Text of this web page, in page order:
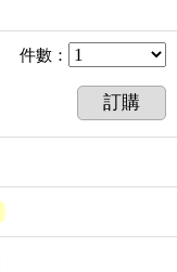
件數 ：
訂購